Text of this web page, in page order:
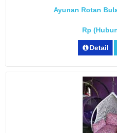
Ayunan Rotan
Rp
Detail